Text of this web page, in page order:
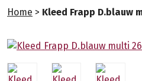
Home > Kleed Frapp D.blauw